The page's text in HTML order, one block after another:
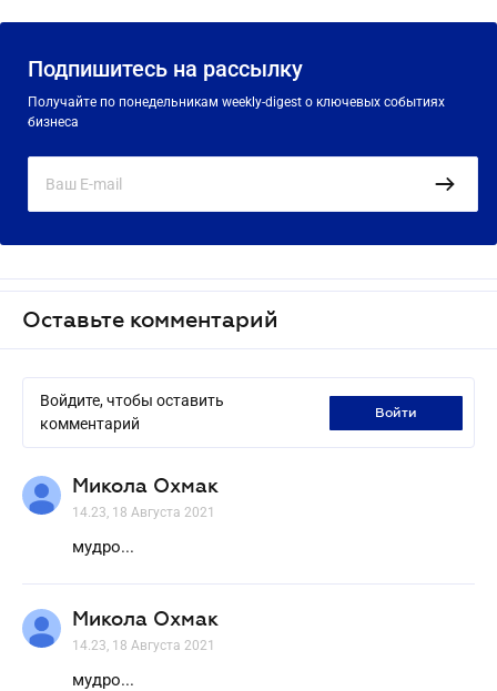
Подпишитесь на рассылку
Получайте по понедельникам weekly-digest о ключевых событиях
бизнеса
Оставьте комментарий
Войдите, чтобы оставить
комментарий
войти
Микола Охмак
14.23, 18 Августа 2021
мудро...
Микола Охмак
14.23, 18 Августа 2021
мудро...